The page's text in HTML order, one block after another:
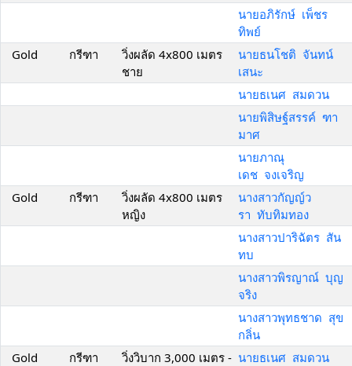
นายอภิรักษ์ เพ็ชร
ทิพย์
Gold
กรีฑา
วิ่งผลัด 4x800 เมตร
ชาย
นายธนโชติ จันทน์
เสนะ
นายธเนศ สมดวน
นายพิสิษฐ์สรรค์ ฑา
มาศ
นายภาณุ
เดช จงเจริญ
Gold
กรีฑา
วิ่งผลัด 4x800 เมตร
หญิง
นางสาวกัญญ์ว
รา ทับทิมทอง
นางสาวปาริฉัตร สัน
ทบ
นางสาวพิรญาณ์ บุญ
จริง
นางสาวพุทธชาด สุข
กลิ่น
Gold
กรีฑา
วิ่งวิบาก 3,000 เมตร - นายธเนศ สมดวน